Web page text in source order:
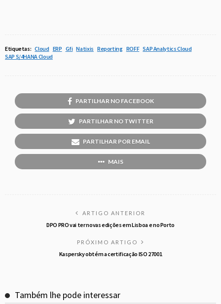
Etiquetas: Cloud ERP Gfi Natixis Reporting ROFF SAP Analytics Cloud
SAP S/4HANA Cloud
PARTILHAR NO FACEBOOK
PARTILHAR NO TWITTER
PARTILHAR POR EMAIL
MAIS
ARTIGO ANTERIOR
DPO PRO vai ter novas edições em Lisboa e no Porto
PRÓXIMO ARTIGO
Kaspersky obtém a certificação ISO 27001
Também lhe pode interessar